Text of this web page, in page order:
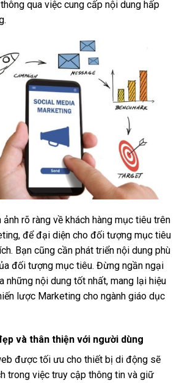
qua việc cung cấp nội dung hấp
rõ ràng về khách hàng mục tiêu trên
để đại diện cho đối tượng mục tiêu
Bạn cũng cần phát triển nội dung phù
đối tượng mục tiêu. Đừng ngần ngại
những nội dung tốt nhất, mang lại hiệu
lược Marketing cho ngành giáo dục
và thân thiện với người dùng
được tối ưu cho thiết bị di động sẽ
trong việc truy cập thông tin và giữ